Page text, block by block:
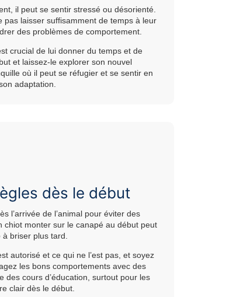
il peut se sentir stressé ou désorienté.
pas laisser suffisamment de temps à leur
des problèmes de comportement.
crucial de lui donner du temps et de
et laissez-le explorer son nouvel
où il peut se réfugier et se sentir en
adaptation.
dès le début
l’arrivée de l’animal pour éviter des
monter sur le canapé au début peut
briser plus tard.
autorisé et ce qui ne l’est pas, et soyez
les bons comportements avec des
des cours d’éducation, surtout pour les
clair dès le début.